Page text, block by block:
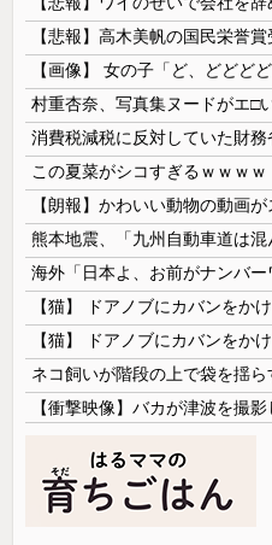
【画像】 女の子「ど、どどど
この夏菜がシコすぎるｗｗｗｗ
【衝撃映像】バカが津波を撮